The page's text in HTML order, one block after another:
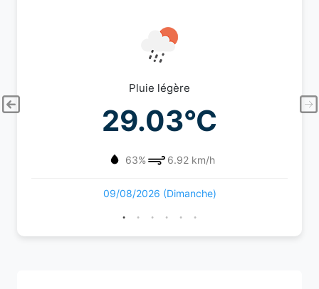
Pluie légère
29.03°C
63% 6.92 km/h
09/08/2026 (Dimanche)